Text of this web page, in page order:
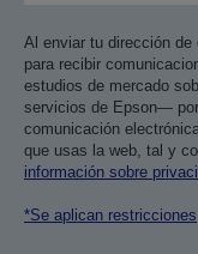
Al enviar tu dirección
para recibir
estudios de mercado
servicios de Epson—
comunicación
que usas la web, tal y
información sobre
*Se aplican restricciones